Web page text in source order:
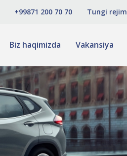
+99871 200 70 70 Tungi rejim
Biz haqimizda Vakansiya